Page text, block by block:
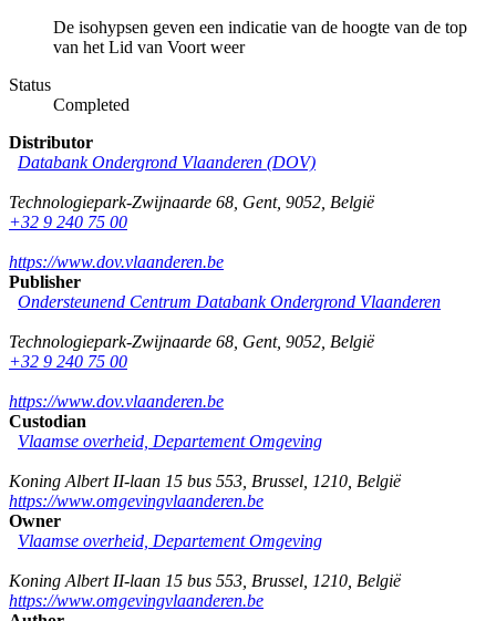
De isohypsen geven een indicatie van de hoogte van de top
van het Lid van Voort weer
Status
Completed
Distributor
Databank Ondergrond Vlaanderen (DOV)
Technologiepark-Zwijnaarde 68 Gent, 9052 België
+32 9 240 75 00
https://www.dov.vlaanderen.be
Publisher
Ondersteunend Centrum Databank Ondergrond Vlaanderen
Technologiepark-Zwijnaarde 68 Gent, 9052 België
+32 9 240 75 00
https://www.dov.vlaanderen.be
Custodian
Vlaamse overheid, Departement Omgeving
Koning Albert II-laan 15 bus 553 Brussel 1210 België
https://www.omgevingvlaanderen.be
Owner
Vlaamse overheid, Departement Omgeving
Koning Albert II-laan 15 bus 553 Brussel 1210 België
https://www.omgevingvlaanderen.be